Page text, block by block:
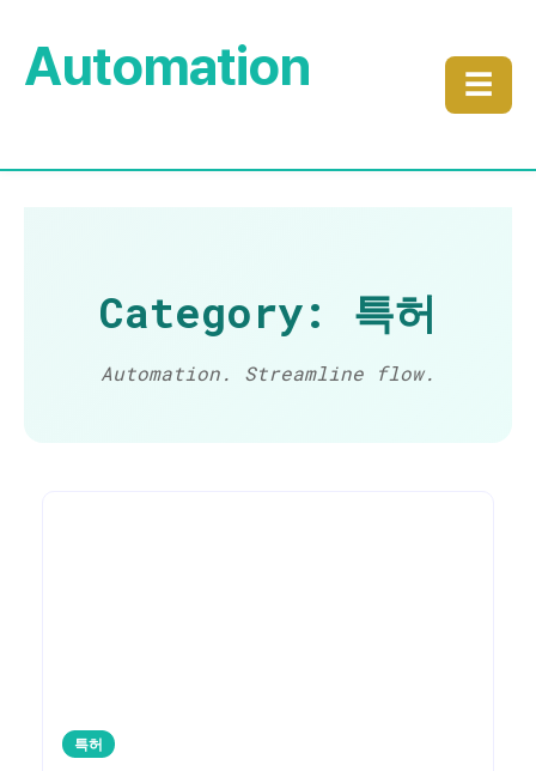
Automation ☰
Category: 특허
Automation. Streamline flow.
특허